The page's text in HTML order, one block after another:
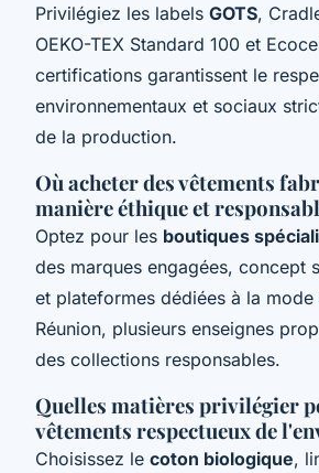
Privilégiez les labels GOTS,
OEKO-TEX Standard 100 et
certifications garantissent le
environnementaux et sociaux
de la production.
Où acheter des vêtements
manière éthique et
Optez pour les boutiques
des marques engagées, concept
et plateformes dédiées à la mode
Réunion, plusieurs enseignes
des collections responsables.
Quelles matières privilégier
vêtements respectueux de
Choisissez le coton biologique,